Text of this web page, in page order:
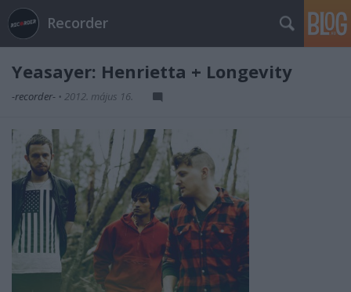
Recorder
Yeasayer: Henrietta + Longevity
-recorder- • 2012. május 16.